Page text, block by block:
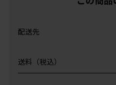
配送先
送料（税込）